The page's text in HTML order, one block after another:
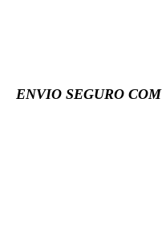
ENVIO SEGURO COM